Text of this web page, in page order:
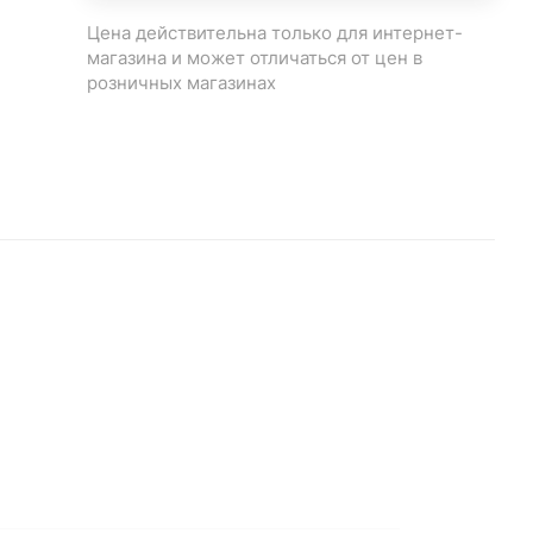
Цена действительна только для интернет-
магазина и может отличаться от цен в
розничных магазинах